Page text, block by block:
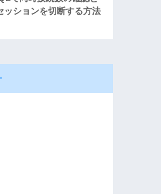
ッションを切断する方法